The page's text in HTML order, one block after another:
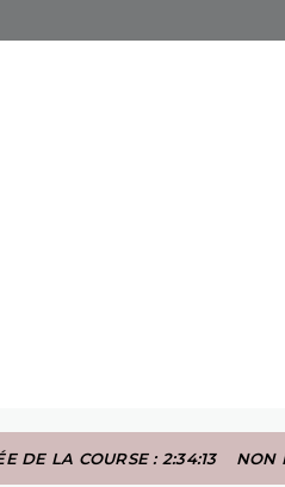
DE LA COURSE : 2:34:13 NON